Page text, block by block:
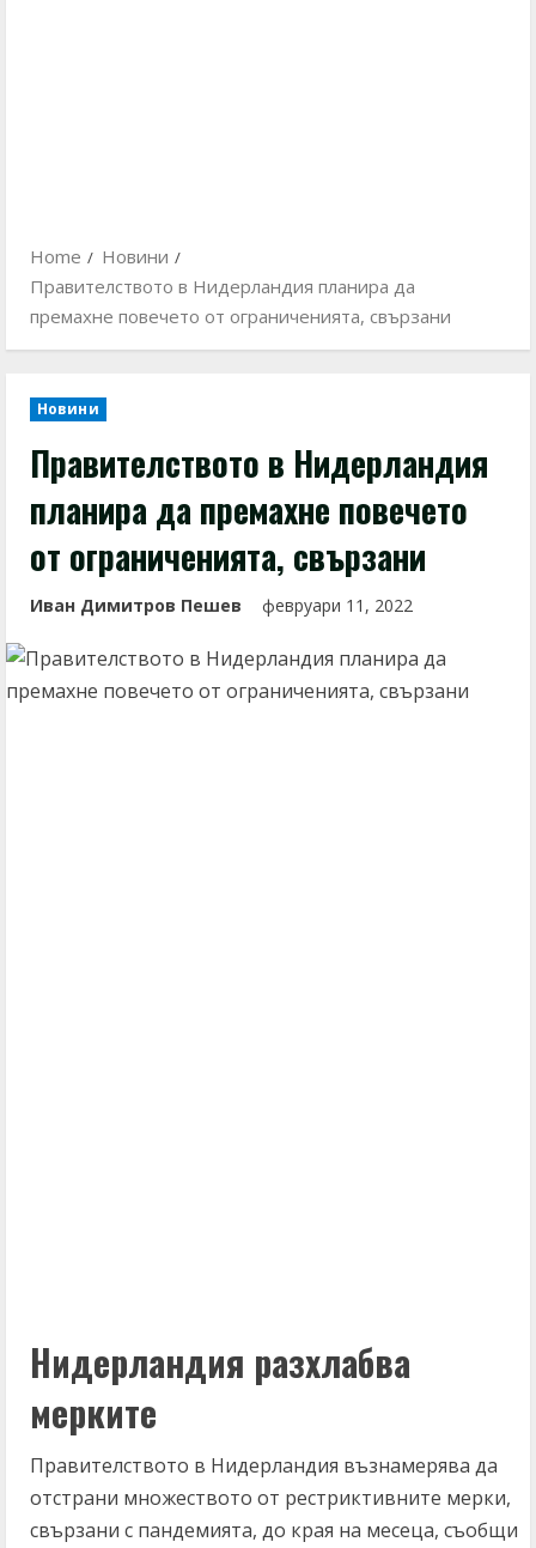
Home
Новини
Правителството в Нидерландия планира да
премахне повечето от ограниченията, свързани
Новини
Правителството в Нидерландия
планира да премахне повечето
от ограниченията, свързани
Иван Димитров Пешев февруари 11, 2022
Нидерландия разхлабва
мерките
Правителството в Нидерландия възнамерява да
отстрани множеството от рестриктивните мерки,
свързани с пандемията, до края на месеца, съобщи